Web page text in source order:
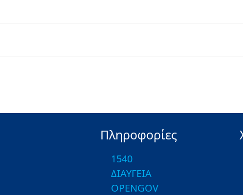
Πληροφορίες
1540
ΔΙΑΥΓΕΙΑ
OPENGOV